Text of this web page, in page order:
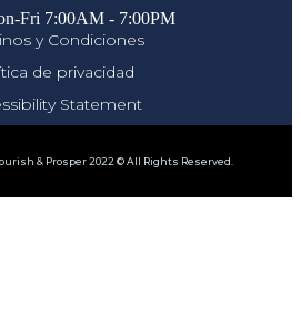
Fri 7:00AM - 7:00PM
y Condiciones
de privacidad
Statement
& Prosper 2022 © All Rights Reserved.